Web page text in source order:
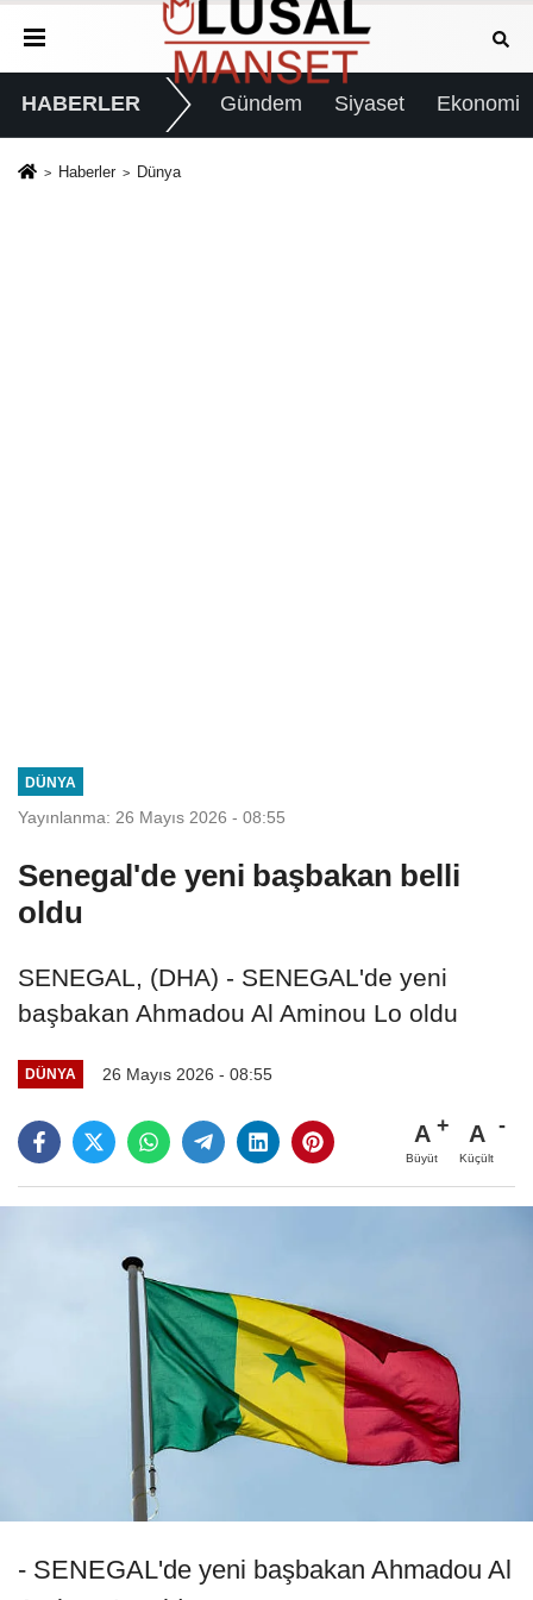
HABERLER Gündem Siyaset Ekonomi
Haberler Dünya
DÜNYA
Yayınlanma: 26 Mayıs 2026 - 08:55
Senegal'de yeni başbakan belli
oldu
SENEGAL, (DHA) - SENEGAL'de yeni
başbakan Ahmadou Al Aminou Lo oldu
DÜNYA 26 Mayıs 2026 - 08:55
A
Büyüt
A
Küçült
- SENEGAL'de yeni başbakan Ahmadou Al